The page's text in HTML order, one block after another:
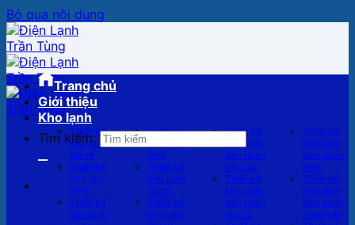
Bỏ qua nội dung
Tìm kiếm:
0862.996.893
0911.88.21.88
Trang chủ
Giới thiệu
Kho lạnh
Thiết kế
kho lạnh
giá rẻ
Thiết kế
kho lạnh
mini
Thiết kế
kho lạnh
Thiết kế
5m3
Thiết kế
kho lạnh
10m3
Thiết kế
kho lạnh
Thiết kế
kho lạnh
bảo quản
trái cây
Thiết kế
kho lạnh
bảo quản
rau củ
Thiết kế
kho lạnh
bảo quản
kem
Thiết kế
kho lạnh
bảo quản
nông sản